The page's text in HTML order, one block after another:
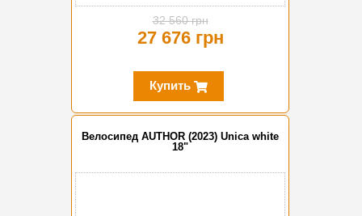
32 560 грн
27 676 грн
Купить
Велосипед AUTHOR (2023) Unica white
18"